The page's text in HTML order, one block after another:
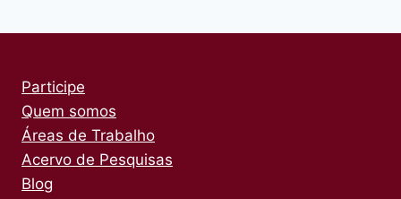
Participe
Quem somos
Áreas de Trabalho
Acervo de Pesquisas
Blog